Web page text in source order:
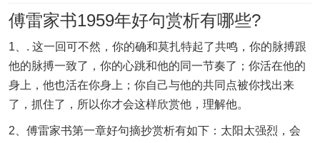
傅雷家书1959年好句赏析有哪些?
1、. 这一回可不然，你的确和莫扎特起了共鸣，你的脉搏跟
他的脉搏一致了，你的心跳和他的同一节奏了；你活在他的
身上，他也活在你身上；你自己与他的共同点被你找出来
了，抓住了，所以你才会这样欣赏他，理解他。
2、傅雷家书第一章好句摘抄赏析有如下：太阳太强烈，会